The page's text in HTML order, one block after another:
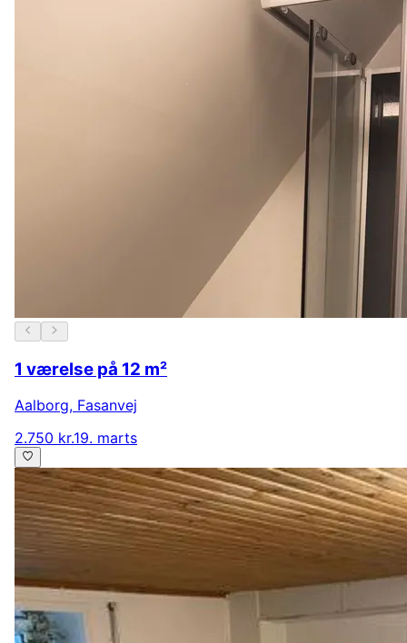
1 værelse på 12 m²
Aalborg, Fasanvej
2.750 kr.19. marts